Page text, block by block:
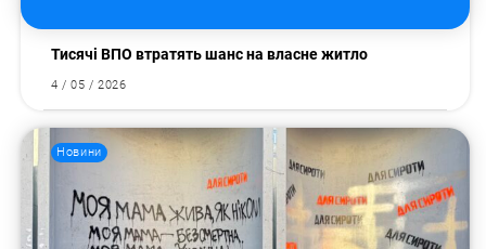
Тисячі ВПО втратять шанс на власне житло
4 / 05 / 2026
Новини